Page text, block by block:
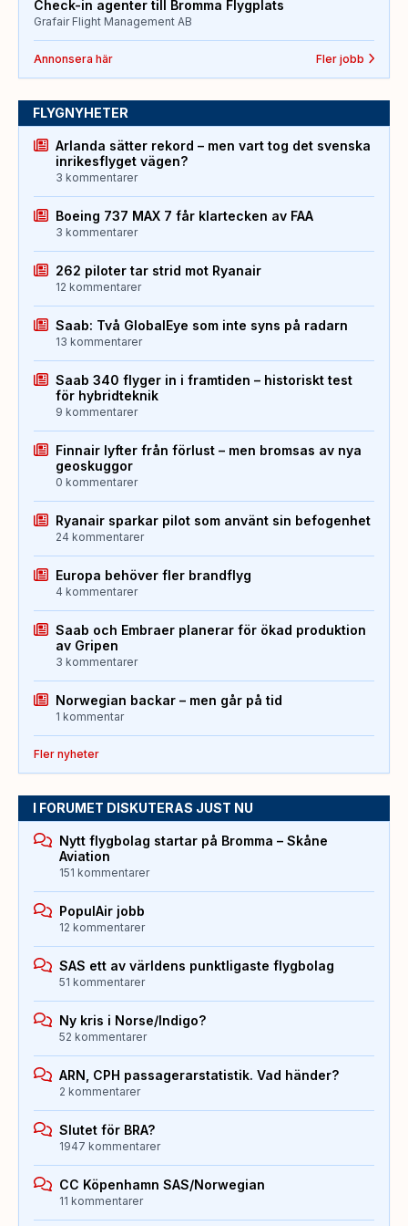
Check-in agenter till Bromma Flygplats
Grafair Flight Management AB
Annonsera här Fler jobb
FLYGNYHETER
Arlanda sätter rekord – men vart tog det svenska
inrikesflyget vägen?
3 kommentarer
Boeing 737 MAX 7 får klartecken av FAA
3 kommentarer
262 piloter tar strid mot Ryanair
12 kommentarer
Saab: Två GlobalEye som inte syns på radarn
13 kommentarer
Saab 340 flyger in i framtiden – historiskt test
för hybridteknik
9 kommentarer
Finnair lyfter från förlust – men bromsas av nya
geoskuggor
0 kommentarer
Ryanair sparkar pilot som använt sin befogenhet
24 kommentarer
Europa behöver fler brandflyg
4 kommentarer
Saab och Embraer planerar för ökad produktion
av Gripen
3 kommentarer
Norwegian backar – men går på tid
1 kommentar
Fler nyheter
I FORUMET DISKUTERAS JUST NU
Nytt flygbolag startar på Bromma – Skåne
Aviation
151 kommentarer
PopulAir jobb
12 kommentarer
SAS ett av världens punktligaste flygbolag
51 kommentarer
Ny kris i Norse/Indigo?
52 kommentarer
ARN, CPH passagerarstatistik. Vad händer?
2 kommentarer
Slutet för BRA?
1947 kommentarer
CC Köpenhamn SAS/Norwegian
11 kommentarer